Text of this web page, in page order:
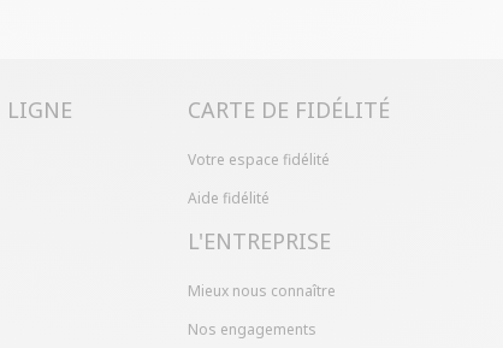
LIGNE CARTE DE FIDÉLITÉ
Votre espace fidélité
Aide fidélité
L'ENTREPRISE
Mieux nous connaître
Nos engagements